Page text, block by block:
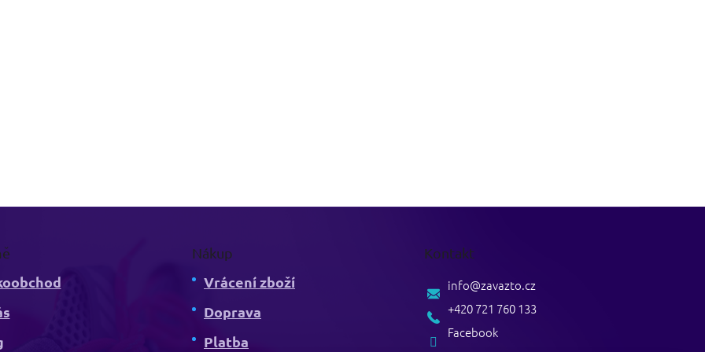
Nákup
Vrácení zboží
Doprava
Platba
Kontakt
info@zavazto.cz
+420 721 760 133
Facebook